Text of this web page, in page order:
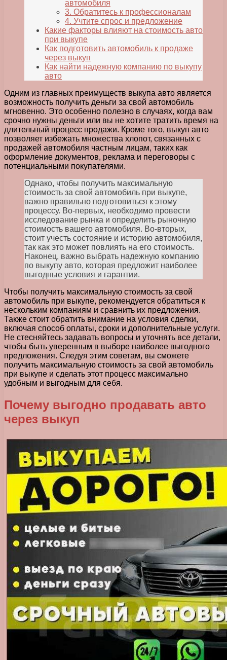
автомобиля
3. Обратитесь к профессионалам
4. Учтите спрос и предложение
Какие факторы влияют на стоимость авто
при выкупе
Как подготовить автомобиль к продаже
через выкуп
Как найти надежную компанию по выкупу
авто
Одним из главных преимуществ выкупа авто является
возможность получить деньги за свой автомобиль
мгновенно. Это особенно полезно в случаях, когда вам
срочно нужны деньги или вы не хотите тратить время на
длительный процесс продажи. Кроме того, выкуп авто
позволяет избежать множества хлопот, связанных с
продажей автомобиля частным лицам, таких как
оформление документов, реклама и переговоры с
потенциальными покупателями.
Однако, чтобы получить максимальную
стоимость за свой автомобиль при выкупе,
важно правильно подготовиться к этому
процессу. Во-первых, необходимо провести
исследование рынка и определить рыночную
стоимость вашего автомобиля. Во-вторых,
стоит учесть состояние и историю автомобиля,
так как это может повлиять на его стоимость.
Наконец, важно выбрать надежную компанию
по выкупу авто, которая предложит наиболее
выгодные условия и гарантии.
Чтобы получить максимальную стоимость за свой
автомобиль при выкупе, рекомендуется обратиться к
нескольким компаниям и сравнить их предложения.
Также стоит обратить внимание на условия сделки,
включая способ оплаты, сроки и дополнительные услуги.
Не стесняйтесь задавать вопросы и уточнять все детали,
чтобы быть уверенным в выборе наиболее выгодного
предложения. Следуя этим советам, вы сможете
получить максимальную стоимость за свой автомобиль
при выкупе и сделать этот процесс максимально
удобным и выгодным для себя.
Почему выгодно продавать авто
через выкуп